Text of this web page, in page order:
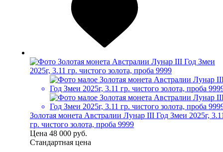
Золотая монета Австралии Лунар III Год Змеи 2025г,
гр. чистого золота, проба 9999
Цена 48 000 руб.
Стандартная цена